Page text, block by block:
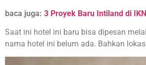
baca juga: 3 Proyek Baru Intiland di IKN
Saat ini hotel ini baru bisa dipesan
nama hotel ini belum ada. Bahkan